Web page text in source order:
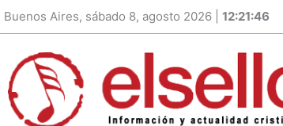
Buenos Aires, sábado 8, agosto 2026 | 12:21:47